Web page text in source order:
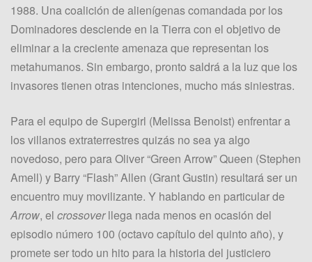
1988. Una coalición de alienígenas comandada por los
Dominadores desciende en la Tierra con el objetivo de
eliminar a la creciente amenaza que representan los
metahumanos. Sin embargo, pronto saldrá a la luz que los
invasores tienen otras intenciones, mucho más siniestras.
Para el equipo de Supergirl (Melissa Benoist) enfrentar a
los villanos extraterrestres quizás no sea ya algo
novedoso, pero para Oliver “Green Arrow” Queen (Stephen
Amell) y Barry “Flash” Allen (Grant Gustin) resultará ser un
encuentro muy movilizante. Y hablando en particular de
Arrow, el crossoverllega nada menos en ocasión del
episodio número 100 (octavo capítulo del quinto año), y
promete ser todo un hito para la historia del justiciero